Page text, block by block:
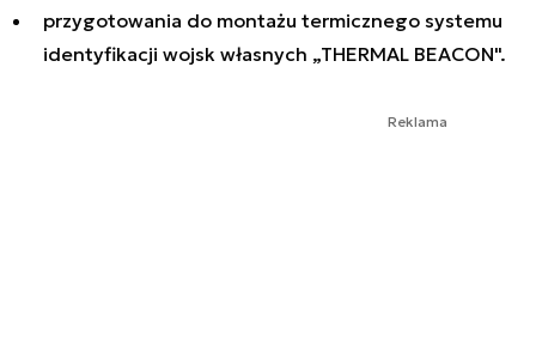
przygotowania do montażu termicznego systemu
identyfikacji wojsk własnych „THERMAL BEACON".
Reklama